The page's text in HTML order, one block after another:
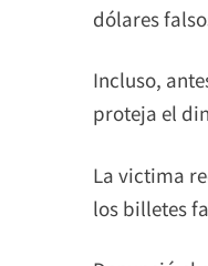
dólares
Incluso,
proteja el
La victima
los billetes